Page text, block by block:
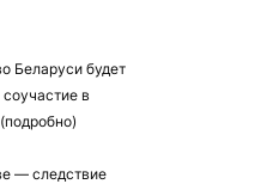
Беларуси будет
в
— следствие